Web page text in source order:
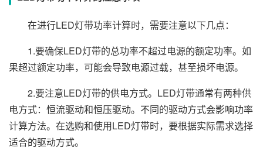
在进行LED灯带功率计算时，需要注意以下几点：
1.要确保LED灯带的总功率不超过电源的额定功率。如
果超过额定功率，可能会导致电源过载，甚至损坏电源。
2.要注意LED灯带的供电方式。LED灯带通常有两种供
电方式：恒流驱动和恒压驱动。不同的驱动方式会影响功率
计算方法。在选购和使用LED灯带时，要根据实际需求选择
适合的驱动方式。